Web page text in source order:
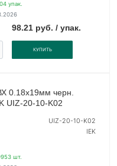
упак.
98.21 руб. / упак.
КУПИТЬ
0.18х19мм черн.
UIZ-20-10-K02
UIZ-20-10-K02
IEK
шт.